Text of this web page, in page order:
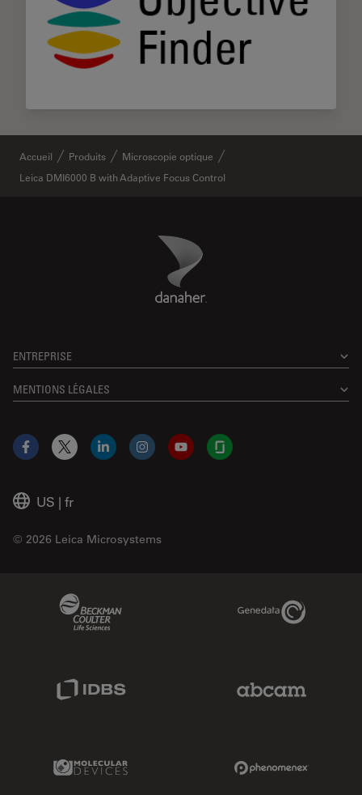
Accueil Produits
Microscopie optique
Leica DMI6000 B with Adaptive Focus Control
Danaher Logo
ENTREPRISE
MENTIONS LÉGALES
US | fr
© 2026 Leica Microsystems
Facebook
X LinkedInInstagramYouTubeGlassdoor
Genedata Link
IDBS Link
Molecular Devices Link